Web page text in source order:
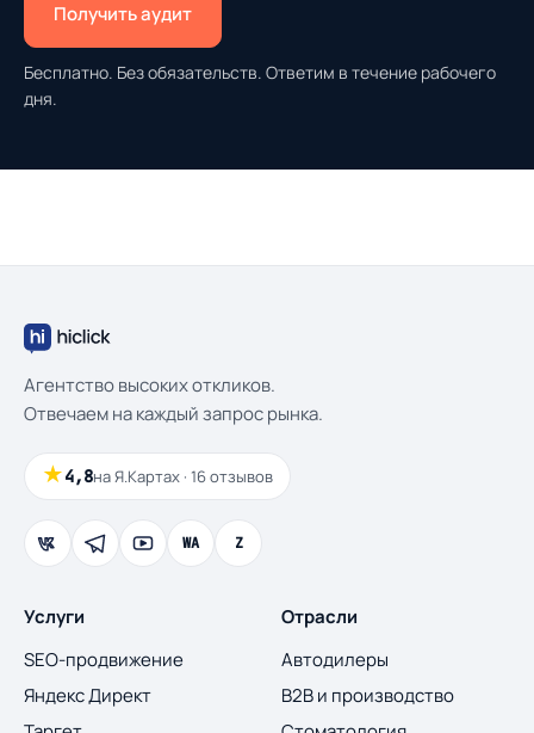
Получить аудит
Бесплатно. Без обязательств. Ответим в течение рабочего
дня.
Агентство высоких откликов.
Отвечаем на каждый запрос рынка.
★4,8на Я.Картах · 16 отзывов
WA Z
Услуги
SEO-продвижение
Яндекс Директ
Отрасли
Автодилеры
B2B и производство